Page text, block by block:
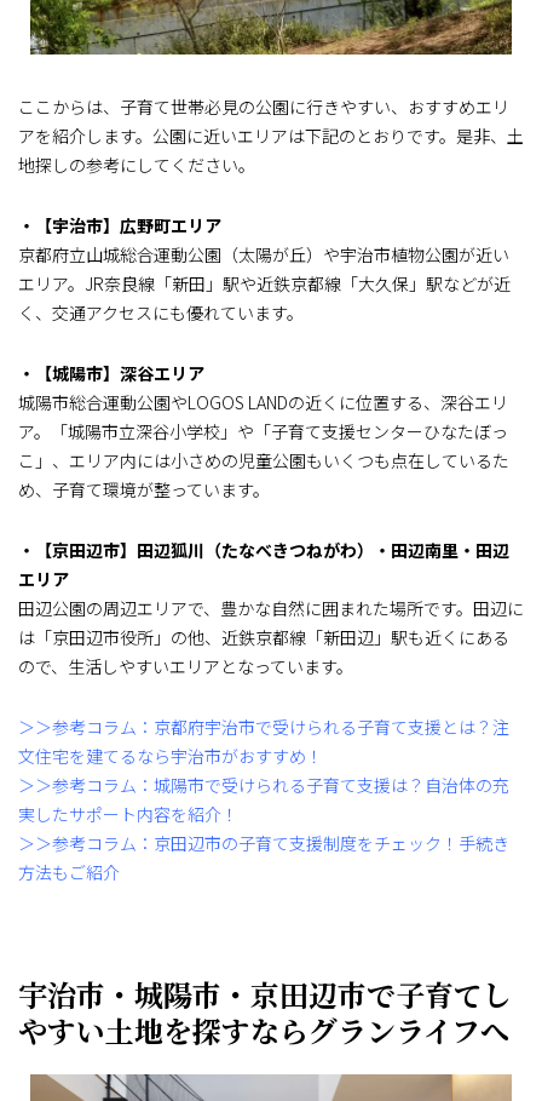
ここからは、子育て世帯必見の公園に行きやすい、おすすめエリ
アを紹介します。公園に近いエリアは下記のとおりです。是非、土
地探しの参考にしてください。
・【宇治市】広野町エリア
京都府立山城総合運動公園（太陽が丘）や宇治市植物公園が近い
エリア。JR奈良線「新田」駅や近鉄京都線「大久保」駅などが近
く、交通アクセスにも優れています。
・【城陽市】深谷エリア
城陽市総合運動公園やLOGOS LANDの近くに位置する、深谷エリ
ア。「城陽市立深谷小学校」や「子育て支援センターひなたぼっ
こ」、エリア内には小さめの児童公園もいくつも点在しているた
め、子育て環境が整っています。
・【京田辺市】田辺狐川（たなべきつねがわ）・田辺南里・田辺
エリア
田辺公園の周辺エリアで、豊かな自然に囲まれた場所です。田辺に
は「京田辺市役所」の他、近鉄京都線「新田辺」駅も近くにある
ので、生活しやすいエリアとなっています。
＞＞参考コラム：京都府宇治市で受けられる子育て支援とは？注
文住宅を建てるなら宇治市がおすすめ！
＞＞参考コラム：城陽市で受けられる子育て支援は？自治体の充
実したサポート内容を紹介！
＞＞参考コラム：京田辺市の子育て支援制度をチェック！手続き
方法もご紹介
宇治市・城陽市・京田辺市で子育てし
やすい土地を探すならグランライフへ